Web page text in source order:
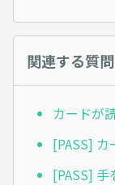
関連する質問
カードが
[PASS]
[PASS]